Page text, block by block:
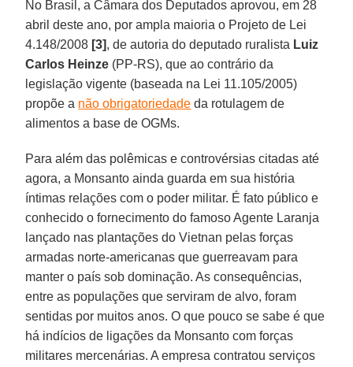
No Brasil, a Câmara dos Deputados aprovou, em 28
abril deste ano, por ampla maioria o Projeto de Lei
4.148/2008 [3], de autoria do deputado ruralista Luiz
Carlos Heinze (PP-RS), que ao contrário da
legislação vigente (baseada na Lei 11.105/2005)
propõe a não obrigatoriedade da rotulagem de
alimentos a base de OGMs.
Para além das polêmicas e controvérsias citadas até
agora, a Monsanto ainda guarda em sua história
íntimas relações com o poder militar. É fato público e
conhecido o fornecimento do famoso Agente Laranja
lançado nas plantações do Vietnan pelas forças
armadas norte-americanas que guerreavam para
manter o país sob dominação. As consequências,
entre as populações que serviram de alvo, foram
sentidas por muitos anos. O que pouco se sabe é que
há indícios de ligações da Monsanto com forças
militares mercenárias. A empresa contratou serviços